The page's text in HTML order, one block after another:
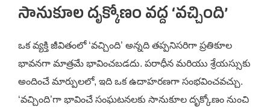
సానుకూల దృక్కోణం వద్ద ‘వచ్చింది’
ఒక వ్యక్తి జీవితంలో ‘వచ్చింది’ అన్నది తప్పనిసరిగా ప్రతికూల
భావనగా మాత్రమే భావించబడదు. పరాధీన మరియు శ్రేయస్సుకు
అందించే మార్పులలో, ఇది ఒక ఉదాహరణగా సంభవించవచ్చు.
‘వచ్చింది’గా భావించే సంఘటనలకు సానుకూల దృక్కోణం నుంచి